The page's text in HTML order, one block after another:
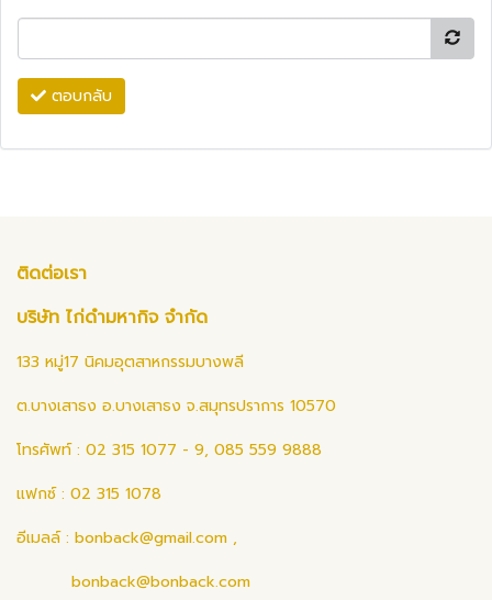
ตอบกลับ
ติดต่อเรา
บริษัท ไก่ดำมหากิจ จำกัด
133 หมู่17 นิคมอุตสาหกรรมบางพลี
ต.บางเสาธง อ.บางเสาธง จ.สมุทรปราการ 10570
โทรศัพท์ : 02 315 1077 - 9, 085 559 9888
แฟกซ์ : 02 315 1078
อีเมลล์ : bonback@gmail.com ,
bonback@bonback.com